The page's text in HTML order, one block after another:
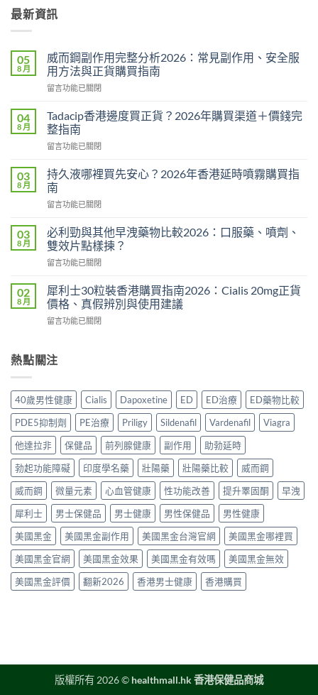
最新資訊
05
8 月
威而鋼副作用完整分析2026：常見副作用、安全服
用方法與正貨購買指南
在
而
鋼
副
作
完
整
分
析
常
見
作
安
全
服
法
與
貨
購
買
指
南〉
中
留言功能已關閉
04
8 月
Tadacip香港邊度買正貨？2026年購買渠道＋價錢完
整指南
在
香
港
邊
度
正
貨？
2026
年
買
渠
＋
完
南〉
中
留言功能已關閉
03
8 月
持久液哪裡買先安心？2026年香港延時噴霧購買指
南
在
久
液
哪
裡
先
安
心？
2026
港
噴
霧
購
買
指
南〉
中
留言功能已關閉
03
8 月
必利勁與其他早洩藥物比較2026：口服藥、噴劑、
雙效片點樣揀？
在
利
勁
與
其
洩
比
較
2026：
口
服
藥、
噴
劑、
效
點
樣
揀？〉
中
留言功能已關閉
02
8 月
犀利士30粒裝香港購買指南2026：Cialis 20mg正貨
價格、真假辨別與使用建議
在
士
30
裝
香
港
購
買
指
南
2026：
Cialis
20mg
貨
價
格、
真
假
辨
留言功能已關閉
熱點關注
40歲男性健康 Cialis Dapoxetine ED ED治療
ED藥物比較
PDE5抑制劑
PE治療 Priligy Sildenafil Vardenafil
Viagra
他達拉非
保健品 前列腺健康 副作用
助勃延時
勃起功能障礙
印度學名藥 壯陽藥 壯陽藥比較
威而鋼
威而鋼
微量元素 心血管健康 性功能改善 提升睪固酮
早洩
犀利士
男士保健品 男士健康 男性保健品
男性健康
美國黑金
美國黑金副作用 美國黑金台灣官網
美國黑金哪裡買
美國黑金官網
美國黑金效果 美國黑金有效嗎
美國黑金無效
美國黑金評價
翻新2026 香港男士健康 香港購買
版權所有 2026 © healthmall.hk 香港保健品商城